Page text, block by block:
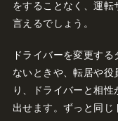
をすることなく、運転
言えるでしょう。
ドライバーを変更す
ないときや、転居や役
り、ドライバーと相
出せます。ずっと同じ